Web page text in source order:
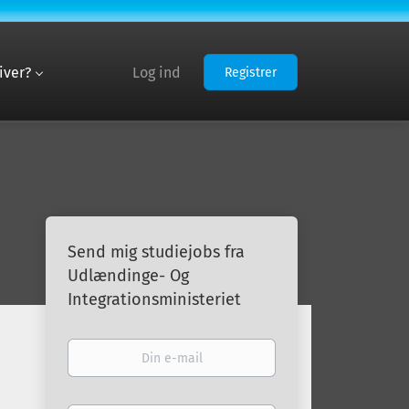
Log ind Registrer
Send mig studiejobs fra
Udlændinge- Og
Integrationsministeriet
Din